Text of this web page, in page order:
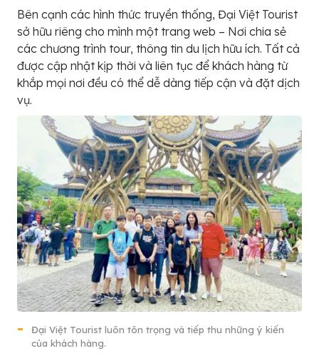
Bên cạnh các hình thức truyền thống, Đại Việt Tourist
sở hữu riêng cho mình một trang web – Nơi chia sẻ
các chương trình tour, thông tin du lịch hữu ích. Tất cả
được cập nhật kịp thời và liên tục để khách hàng từ
khắp mọi nơi đều có thể dễ dàng tiếp cận và đặt dịch
vụ.
Đại Việt Tourist luôn tôn trọng và tiếp thu những ý kiến
của khách hàng.